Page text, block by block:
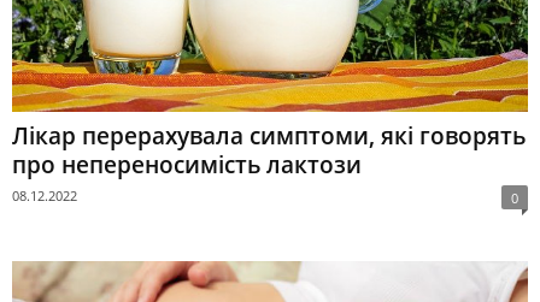
Лікар перерахувала симптоми, які говорять
про непереносимість лактози
08.12.2022 0